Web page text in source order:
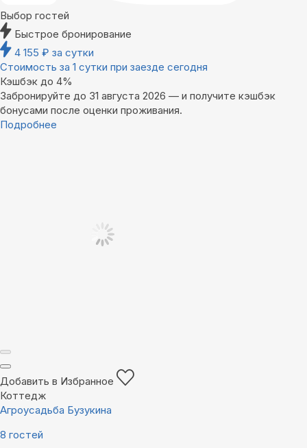
Выбор гостей
Быстрое бронирование
4 155 ₽ за сутки
Стоимость за 1 сутки при заезде сегодня
Кэшбэк до 4%
Забронируйте до 31 августа 2026 — и получите кэшбэк
бонусами после оценки проживания.
Подробнее
Добавить в Избранное
Коттедж
Агроусадьба Бузукина
8 гостей